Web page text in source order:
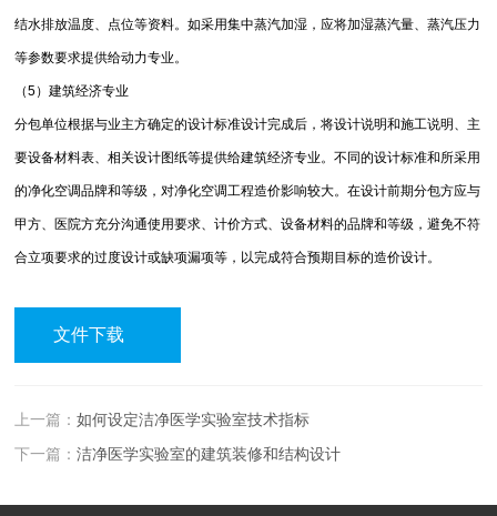
结水排放温度、点位等资料。如采用集中蒸汽加湿，应将加湿蒸汽量、蒸汽压力
等参数要求提供给动力专业。
（5）建筑经济专业
分包单位根据与业主方确定的设计标准设计完成后，将设计说明和施工说明、主
要设备材料表、相关设计图纸等提供给建筑经济专业。不同的设计标准和所采用
的净化空调品牌和等级，对净化空调工程造价影响较大。在设计前期分包方应与
甲方、医院方充分沟通使用要求、计价方式、设备材料的品牌和等级，避免不符
合立项要求的过度设计或缺项漏项等，以完成符合预期目标的造价设计。
文件下载
上一篇：如何设定洁净医学实验室技术指标
下一篇：洁净医学实验室的建筑装修和结构设计